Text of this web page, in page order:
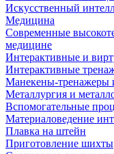
Искусственный
Медицина
Современные
медицине
Интерактивные и
Интерактивные
Манекены-тренажеры
Металлургия и
Вспомогательные
Материаловедение
Плавка на штейн
Приготовление шихты